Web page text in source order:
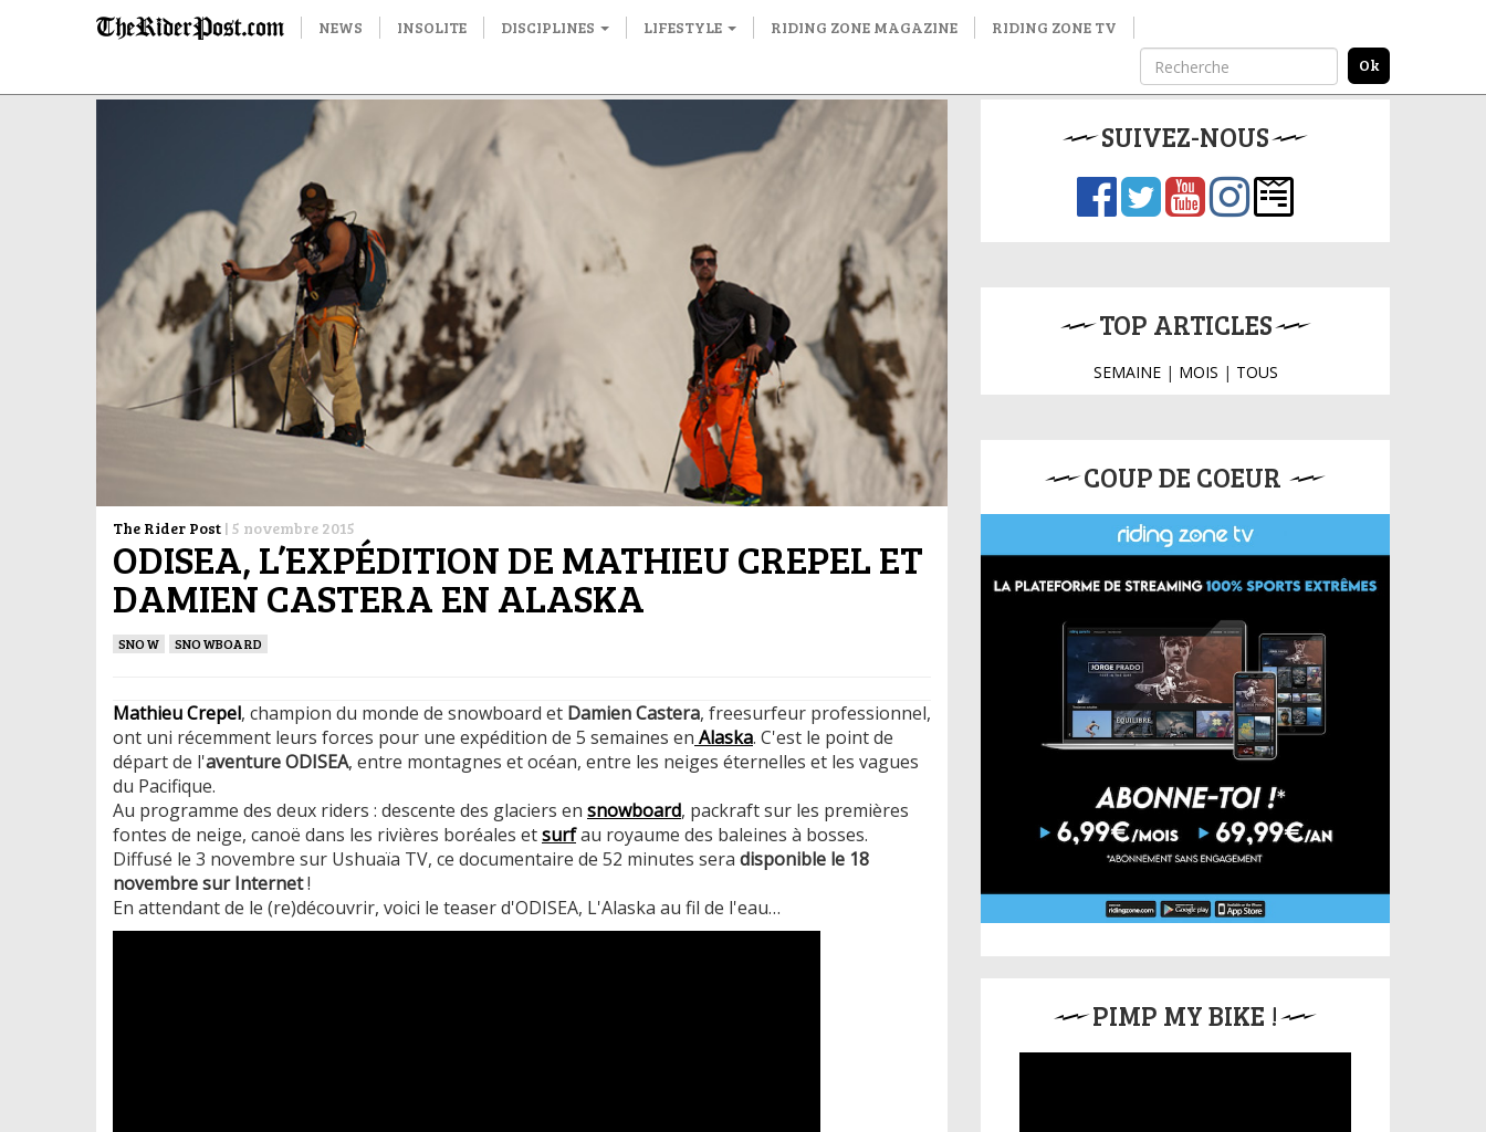
NEWS INSOLITE DISCIPLINES LIFESTYLE RIDING ZONE MAGAZINE RIDING ZONE TV
The Rider Post | 5 novembre 2015
ODISEA, L’EXPÉDITION DE MATHIEU CREPEL ET
DAMIEN CASTERA EN ALASKA
SNOW SNOWBOARD
Mathieu Crepel, champion du monde de snowboard et Damien Castera, freesurfeur professionnel,
ont uni récemment leurs forces pour une expédition de 5 semaines en Alaska. C'est le point de
départ de l'aventure ODISEA, entre montagnes et océan, entre les neiges éternelles et les vagues
du Pacifique.
Au programme des deux riders : descente des glaciers en snowboard, packraft sur les premières
fontes de neige, canoë dans les rivières boréales etsurfau royaume des baleines à bosses.
Diffusé le 3 novembre sur Ushuaïa TV, ce documentaire de 52 minutes sera disponible le 18
novembre sur Internet!
En attendant de le (re)découvrir, voici le teaser d'ODISEA, L'Alaska au fil de l'eau…
SUIVEZ-NOUS
TOP ARTICLES
SEMAINE| MOIS | TOUS
COUP DE COEUR
PIMP MY BIKE !